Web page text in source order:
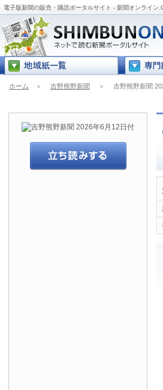
電子版新聞の販売・購読ポータルサイト - 新聞オンライン
ホーム ＞ 吉野熊野新聞 ＞ 吉野熊野新聞